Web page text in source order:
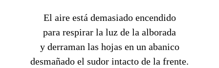
El aire está demasiado encendido
para respirar la luz de la alborada
y derraman las hojas en un abanico
desmañado el sudor intacto de la frente.